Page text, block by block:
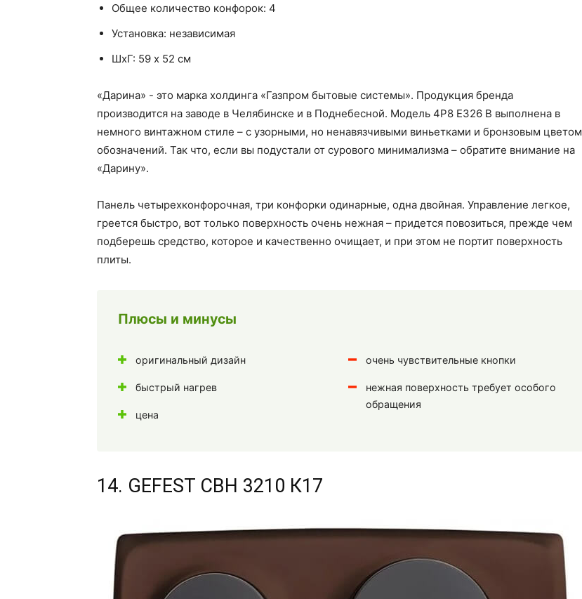
Общее количество конфорок: 4
Установка: независимая
ШхГ: 59 х 52 см
«Дарина» - это марка холдинга «Газпром бытовые системы». Продукция бренда
производится на заводе в Челябинске и в Поднебесной. Модель 4P8 E326 B выполнена в
немного винтажном стиле – с узорными, но ненавязчивыми виньетками и бронзовым цветом
обозначений. Так что, если вы подустали от сурового минимализма – обратите внимание на
«Дарину».
Панель четырехконфорочная, три конфорки одинарные, одна двойная. Управление легкое,
греется быстро, вот только поверхность очень нежная – придется повозиться, прежде чем
подберешь средство, которое и качественно очищает, и при этом не портит поверхность
плиты.
Плюсы и минусы
оригинальный дизайн
быстрый нагрев
цена
очень чувствительные кнопки
нежная поверхность требует особого
обращения
14. GEFEST СВН 3210 К17